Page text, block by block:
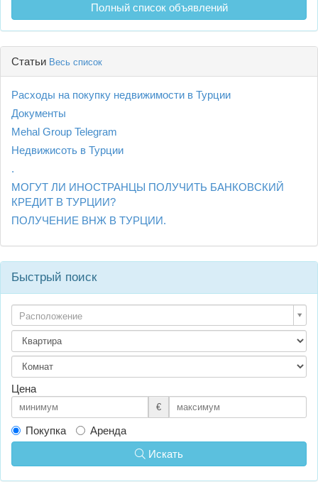
Полный список объявлений
Статьи Весь список
Расходы на покупку недвижимости в Турции
Документы
Mehal Group Telegram
Недвижисоть в Турции
.
МОГУТ ЛИ ИНОСТРАНЦЫ ПОЛУЧИТЬ БАНКОВСКИЙ
КРЕДИТ В ТУРЦИИ?
ПОЛУЧЕНИЕ ВНЖ В ТУРЦИИ.
Быстрый поиск
Расположение
Цена
€
Покупка
Аренда
Искать